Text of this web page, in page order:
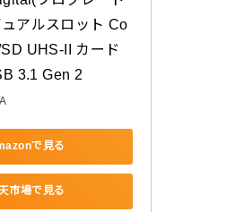
アルスロット Co
UHS-II カード
3.1 Gen 2
で見る
市場で見る